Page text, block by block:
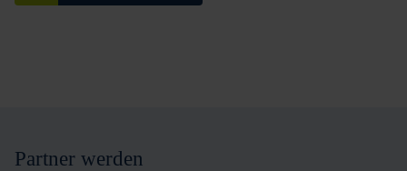
Partner werden